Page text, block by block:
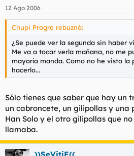
12 Ago 2006
Chupi Progre rebuznó:
¿Se puede ver la segunda sin haber
Me va a tocar verla mañana, no me
mayoría manda. Como no he visto la
hacerlo...
Sólo tienes que saber que hay un
un cabroncete, un gilipollas y una
Han Solo y el otro gilipollas que
llamaba.